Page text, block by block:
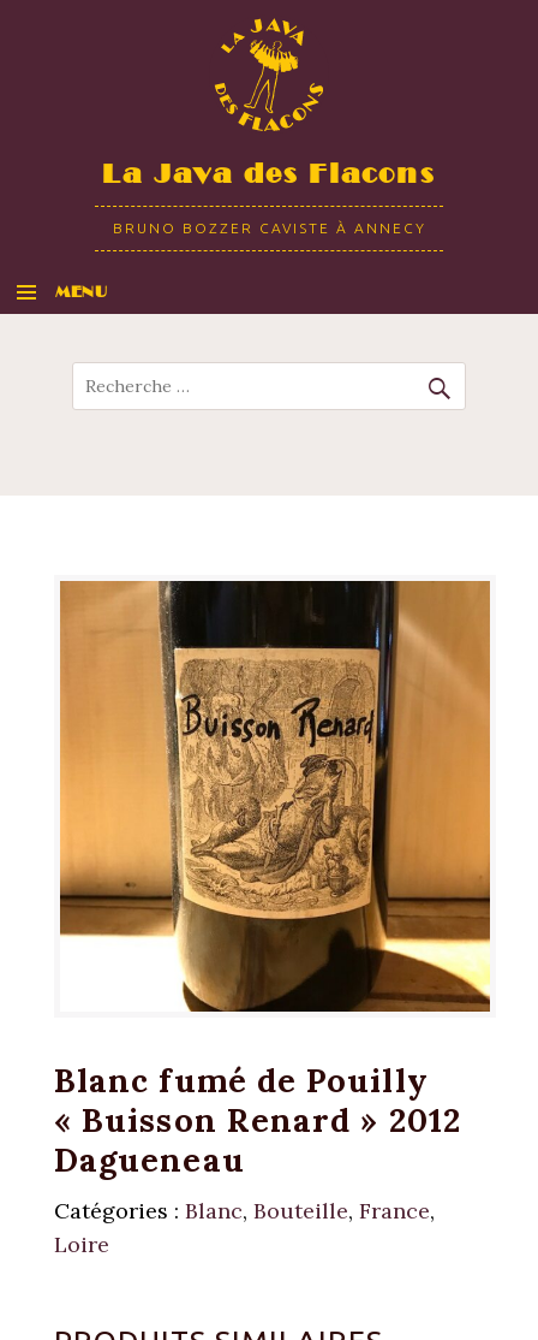
La Java des Flacons
BRUNO BOZZER CAVISTE À ANNECY
MENU
Recherche
Blanc fumé de Pouilly
« Buisson Renard » 2012
Dagueneau
Catégories : Blanc, Bouteille, France,
Loire